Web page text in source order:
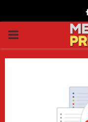
PRIMARY
MENU